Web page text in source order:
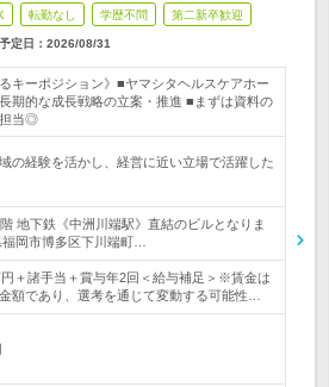
転勤なし 学歴不問 第二新卒歓迎
定日： 2026/08/31
キーポジション》■ヤマシタヘルスケアホー
期的な成長戦略の立案・推進 ■まずは資料の
担当◎
の経験を活かし、経営に近い立場で活躍した
地下鉄《中洲川端駅》直結のビルとなりま
岡市博多区下川端町…
円＋諸手当＋賞与年2回＜給与補足＞※賃金は
額であり、選考を通じて変動する可能性…